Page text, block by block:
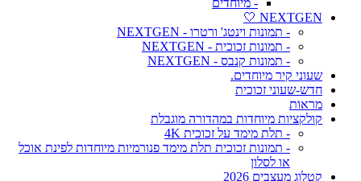
- מיוחדים
NEXTGEN 🤍
- תמונות וינטג' ורטרו - NEXTGEN
- תמונות זכוכית - NEXTGEN
- תמונות קנבס - NEXTGEN
שעוני קיר מיוחדים.
חדש-שעוני זכוכית
מראות
קולקציות מיוחדות במהדורה מוגבלת
- תלת מימד על זכוכית 4K
- תמונות זכוכית תלת מימד פנורמיות מיוחדות לפינת אוכל
או לסלון
קטלוג מעצבים 2026